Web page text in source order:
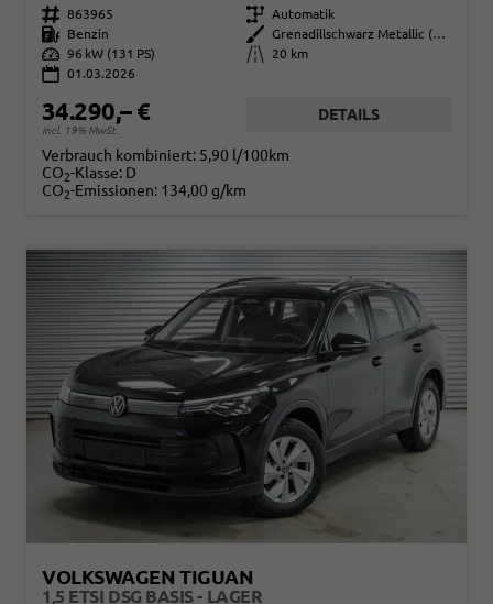
Fahrzeugnr. 863965 Getriebe Automatik
Kraftstoff
Benzin Außenfarbe
Grenadillschwarz Metallic (0E)
Leistung 96 kW (131 PS) Kilometerstand
20 km
01.03.2026
34.290,– €
incl. 19% MwSt.
DETAILS
Verbrauch kombiniert: 5,90 l/100km
CO2-Klasse: D
CO2-Emissionen: 134,00 g/km
VOLKSWAGEN TIGUAN
1,5 ETSI DSG BASIS - LAGER